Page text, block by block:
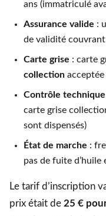
ans (immatriculé
Assurance valide :
de validité
Carte grise : carte
collection acceptée
Contrôle technique
carte grise
sont dispensés)
État de marche :
pas de fuite d’huile
Le tarif d’inscription
prix était de 25 €